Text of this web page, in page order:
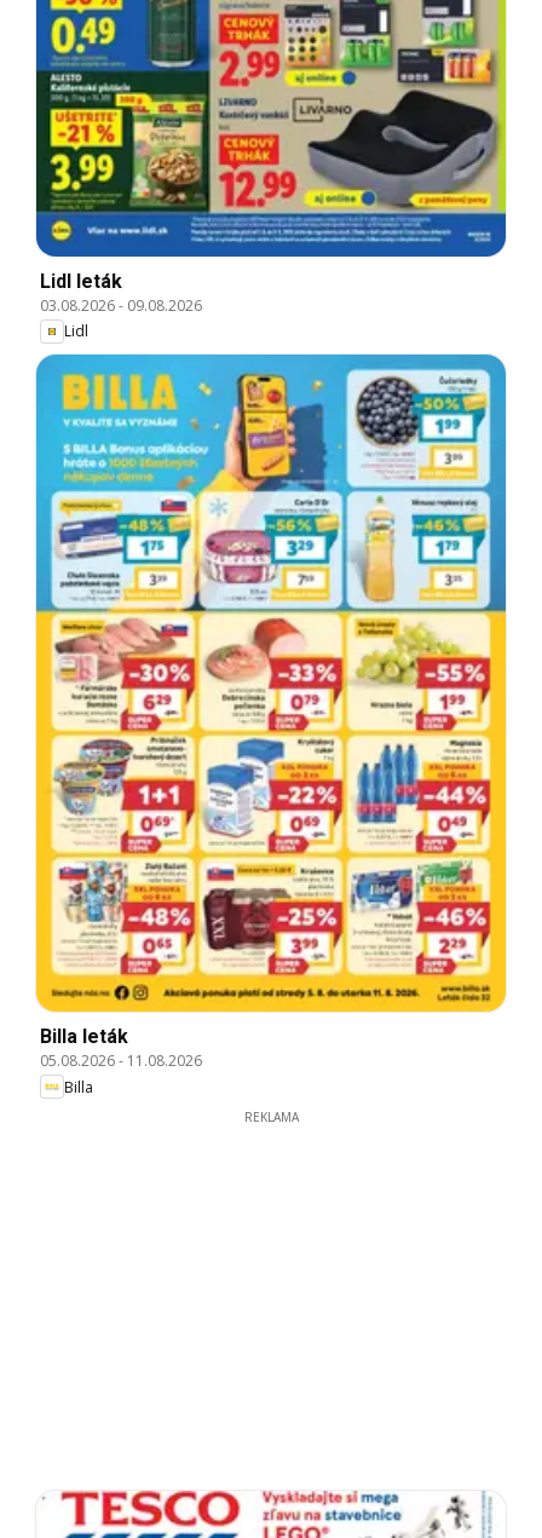
Lidl leták
03.08.2026- 09.08.2026
Lidl
Billa leták
05.08.2026- 11.08.2026
Billa
REKLAMA